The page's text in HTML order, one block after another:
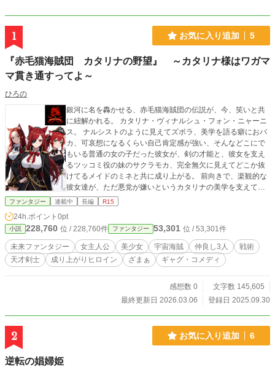
1 お気に入り追加 5
『赤毛猫海賊団 カタリナの野望』 ～カタリナ様はワガマ
マ貫き通すってよ～
ひろの
銀河に名を轟かせる、赤毛猫海賊団の伝説が、今、笑いと共
に紐解かれる。 カタリナ・ヴィナルシュ・フォン・ニャーニ
ス。 ナルシストのように見えてズボラ、美学を語る癖におバ
カ、可哀想になるくらい自己肯定感が強い、そんなどこにで
もいる普通の女の子だった彼女が、剣の才能と、彼女を支え
るツッコミ役の妹のサクラモカ、完全無欠に見えてどこか抜
けてるメイドのミネと共に成り上がる。 前向きで、楽観的な
彼女達が、ただ悪党が嫌いというカタリナの美学を支えて、
その日その日を精一杯生きた結果が、構成員3万人の大海賊
ス……。彼女たちの行く先には、常に大事件が待ち受ける。
だが、カタリナは言うだろう。「そんなもの、ついでに片付
けておけばいいじゃない」。 これは、宇宙を舞台に繰り広げ
られる、痛快にして壮大な、三人の美少女たちによる、赤毛
猫海賊団のドタバタ出世物語である。 やってることは無茶苦
ママを貫き通して成り上がる！ 銀河のどこかの地球人に似
た、可愛い猫耳種族ニャーン 彼女達の活躍は、毎週 火金の8:
ファンタジー 連載中 長編 R15
24h.ポイント 0pt
小説 228,760 位 / 228,760件 ファンタジー 53,301 位 / 53,301件
未来ファンタジー 女主人公 美少女 宇宙海賊 仲良し3人
戦術
天才剣士
成り上がりヒロイン ざまぁ ギャグ・コメディ
感想数 0
文字数 145,605
最終更新日 2026.03.06
登録日 2025.09.30
2 お気に入り追加 6
逆転の娼婦姫